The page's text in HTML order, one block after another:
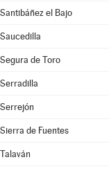
Santibáñez el Bajo
Saucedilla
Segura de Toro
Serradilla
Serrejón
Sierra de Fuentes
Talaván